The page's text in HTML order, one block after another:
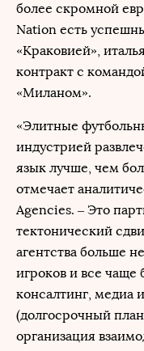
более скромной
Nation есть
«Краковией»,
контракт с
«Миланом».
«Элитные
индустрией
язык лучше, чем
отмечает
Agencies. – Это
тектонический
агентства больше
игроков и все чаще
консалтинг, медиа
(долгосрочный
организация